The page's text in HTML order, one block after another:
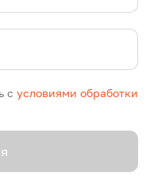
с условиями обработки